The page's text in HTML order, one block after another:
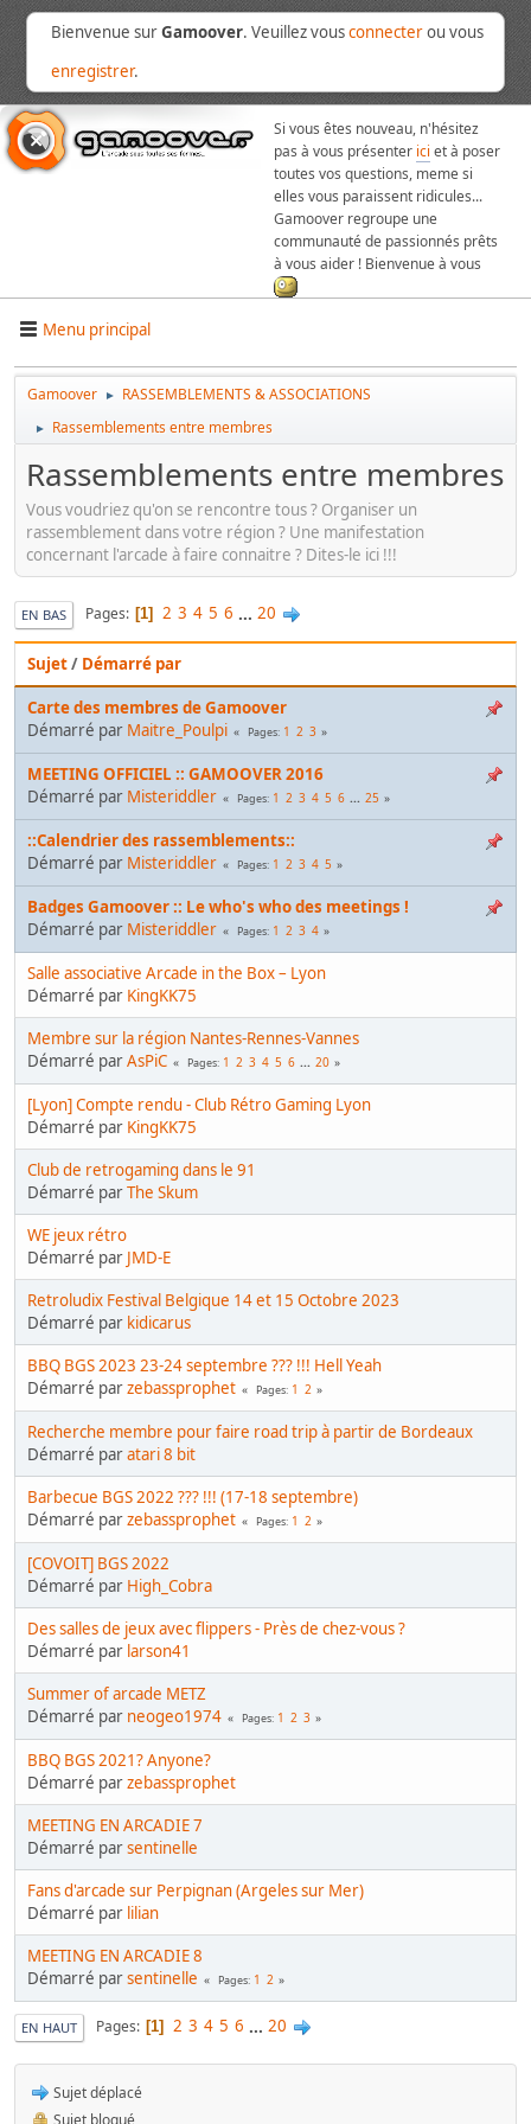
Bienvenue surGamoover. Veuillez vousconnecterou vous
enregistrer.
Si vous êtes nouveau, n'hésitez
pas à vous présenter ici et à poser
toutes vos questions, meme si
elles vous paraissent ridicules...
Gamoover regroupe une
communauté de passionnés prêts
à vous aider ! Bienvenue à vous
Menu principal
Gamoover ► RASSEMBLEMENTS & ASSOCIATIONS
► Rassemblements entre membres
Rassemblements entre membres
Vous voudriez qu'on se rencontre tous ? Organiser un
rassemblement dans votre région ? Une manifestation
concernant l'arcade à faire connaitre ? Dites-le ici !!!
EN BAS Pages 1 2 3 4 5 6 ... 20
Sujet/ Démarré par
Carte des membres de Gamoover
Démarré par Maitre_Poulpi Pages 1 2 3
MEETING OFFICIEL :: GAMOOVER 2016
Démarré par Misteriddler Pages 1 2 3 4 5 6 ... 25
::Calendrier des rassemblements::
Démarré par Misteriddler Pages 1 2 3 4 5
Badges Gamoover :: Le who's who des meetings !
Démarré par Misteriddler Pages 1 2 3 4
Salle associative Arcade in the Box – Lyon
Démarré par KingKK75
Membre sur la région Nantes-Rennes-Vannes
Démarré parAsPiC Pages 1 2 3 4 5 6 ... 20
[Lyon] Compte rendu - Club Rétro Gaming Lyon
Démarré par KingKK75
Club de retrogaming dans le 91
Démarré parThe Skum
WE jeux rétro
Démarré par JMD-E
Retroludix Festival Belgique 14 et 15 Octobre 2023
Démarré par kidicarus
BBQ BGS 2023 23-24 septembre ??? !!! Hell Yeah
Démarré parzebassprophet Pages 1 2
Recherche membre pour faire road trip à partir de Bordeaux
Démarré paratari 8 bit
Barbecue BGS 2022 ??? !!! (17-18 septembre)
Démarré parzebassprophet Pages 1 2
[COVOIT] BGS 2022
Démarré par High_Cobra
Des salles de jeux avec flippers - Près de chez-vous ?
Démarré par larson41
Summer of arcade METZ
Démarré par neogeo1974 Pages 1 2 3
BBQ BGS 2021? Anyone?
Démarré parzebassprophet
MEETING EN ARCADIE 7
Démarré parsentinelle
Fans d'arcade sur Perpignan (Argeles sur Mer)
Démarré par lilian
MEETING EN ARCADIE 8
Démarré parsentinelle Pages 1 2
EN HAUT Pages 1 2 3 4 5 6 ... 20
Sujet déplacé
Sujet bloqué